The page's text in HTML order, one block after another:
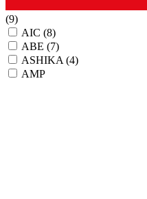
(9)
AIC (8)
ABE (7)
ASHIKA (4)
AMP